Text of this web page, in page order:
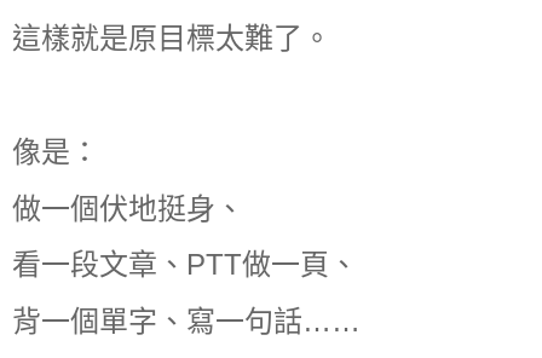
這樣就是原目標太難了。
像是：
做一個伏地挺身、
看一段文章、PTT做一頁、
背一個單字、寫一句話……